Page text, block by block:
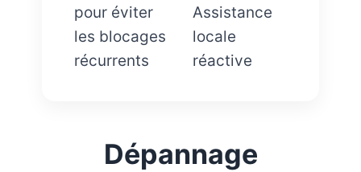
pour éviter
les blocages
récurrents
Assistance
locale
réactive
Dépannage